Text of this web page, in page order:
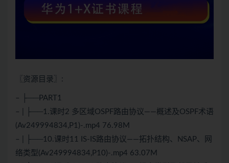
〖资源目录〗:
– ├──PART1
– | ├──1.课时2 多区域OSPF路由协议——概述及OSPF术语
(Av249994834,P1)-.mp4 76.98M
– | ├──10.课时11 IS-IS路由协议——拓扑结构、NSAP、网
络类型(Av249994834,P10)-.mp4 63.07M